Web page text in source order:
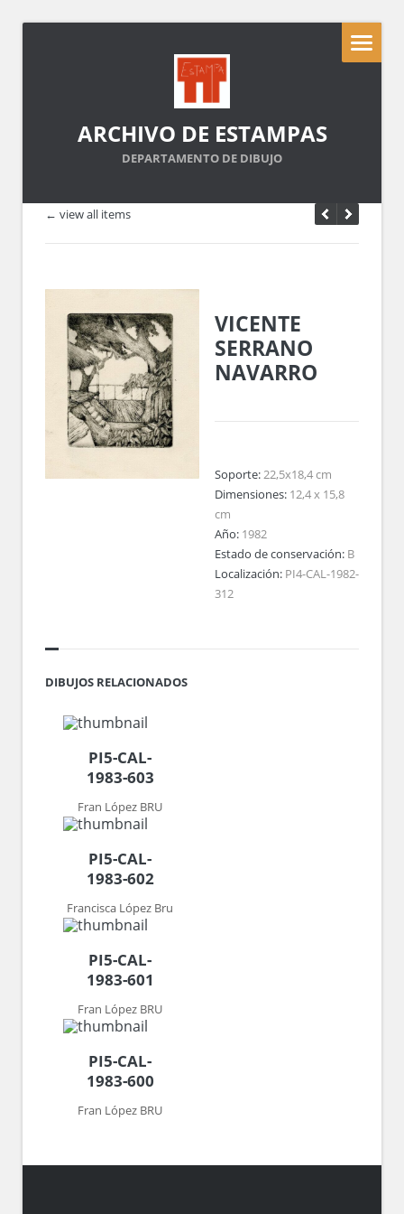
ARCHIVO DE ESTAMPAS
DEPARTAMENTO DE DIBUJO
← view all items
VICENTE
SERRANO
NAVARRO
Soporte:22,5x18,4 cm
Dimensiones: 12,4 x 15,8
cm
Año: 1982
Estado de conservación: B
Localización: PI4-CAL-1982-
312
DIBUJOS RELACIONADOS
PI5-CAL-
1983-603
Fran López BRU
PI5-CAL-
1983-602
Francisca López Bru
PI5-CAL-
1983-601
Fran López BRU
PI5-CAL-
1983-600
Fran López BRU